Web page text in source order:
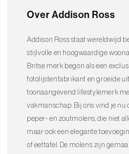
Over Addison Ross
Addison Ross staat wereldwijd
stijlvolle en hoogwaardige
Britse merk begon als een
fotolijstenfabrikant en groeide
toonaangevend lifestylemerk
vakmanschap. Bij ons vind je nu
peper- en zoutmolens, die niet
maar ook een elegante
of eettafel. De molens zijn